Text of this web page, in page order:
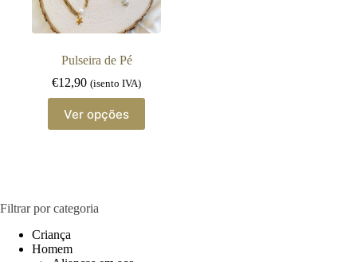
Pulseira de Pé
€12,90 (isento IVA)
Ver opções
product
has
may
Filtrar por categoria
Criança
Homem